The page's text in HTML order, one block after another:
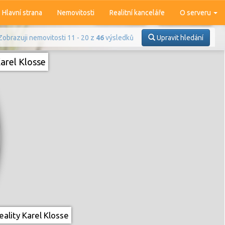
Hlavní strana Nemovitosti Realitní kanceláře O serveru
nemovitosti 11 - 20 z 46výsledků Upravit hledání
Klosse
Karel Klosse